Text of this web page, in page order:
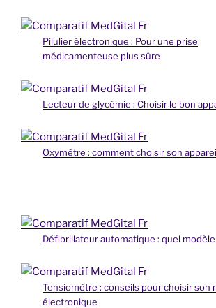
Pilulier électronique : Pour une prise
médicamenteuse plus sûre
Lecteur de glycémie : Choisir le bon
Oxymètre : comment choisir son
Défibrillateur automatique : quel
Tensiomètre : conseils pour choisir son
électronique